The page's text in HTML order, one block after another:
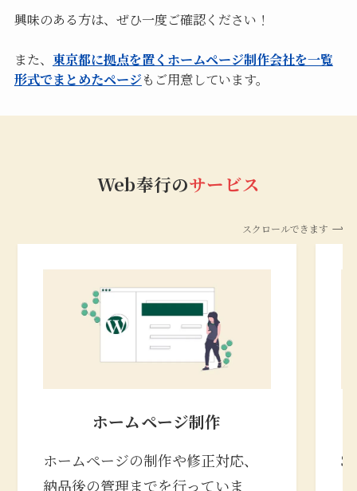
興味のある方は、ぜひ一度ご確認ください！
また、 東京都に拠点を置くホームページ制作会社を一覧
形式でまとめたページもご用意しています。
Web奉行のサービス
スクロールできます
ホームページ制作
ホームページの制作や修正対応、
納品後の管理までを行っていま